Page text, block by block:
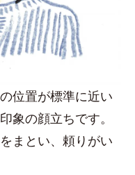
位置が標準に近い
象の顔立ちです。
まとい、頼りがい